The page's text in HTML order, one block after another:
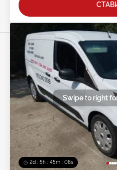
2d : 5h : 45m : 05s
Swipe to right